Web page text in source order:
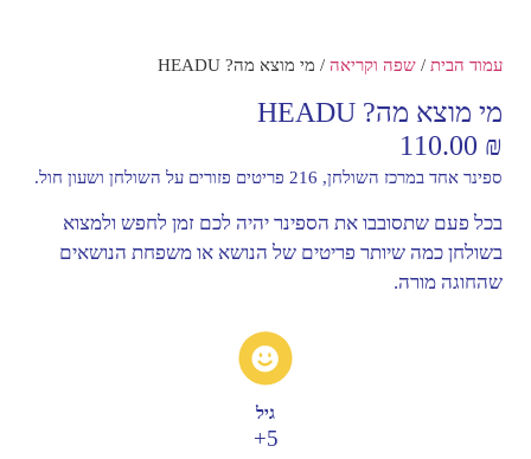
עמוד הבית / שפה וקריאה / מי מוצא מה? HEADU
מי מוצא מה? HEADU
110.00 ₪
ספינר אחד במרכז השולחן, 216 פריטים פזורים על השולחן ושעון חול.
בכל פעם שתסובבו את הספינר יהיה לכם זמן לחפש ולמצוא
בשולחן כמה שיותר פריטים של הנושא או משפחת הנושאים
שהחוגה מורה.
גיל
5+